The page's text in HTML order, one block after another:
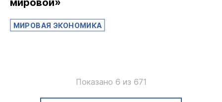
мировой»
МИРОВАЯ ЭКОНОМИКА
Показано 6 из 671